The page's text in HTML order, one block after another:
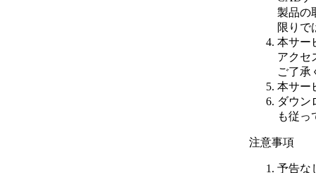
製品の
限りで
本サー
アクセ
ご了承
本サー
ダウン
も従っ
注意事項
予告な